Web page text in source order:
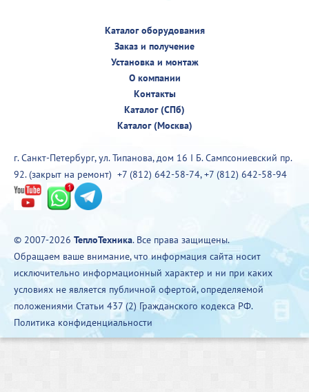
Каталог оборудования
Заказ и получение
Установка и монтаж
О компании
Контакты
Каталог (СПб)
Каталог (Москва)
г. Санкт-Петербург, ул. Типанова, дом 16 I Б. Сампсониевский пр.
92. (закрыт на ремонт) +7 (812) 642-58-74,+7 (812) 642-58-94
© 2007-2026 ТеплоТехника. Все права защищены.
Обращаем ваше внимание, что информация сайта носит
исключительно информационный характер и ни при каких
условиях не является публичной офертой, определяемой
положениями Статьи 437 (2) Гражданского кодекса РФ.
Политика конфиденциальности